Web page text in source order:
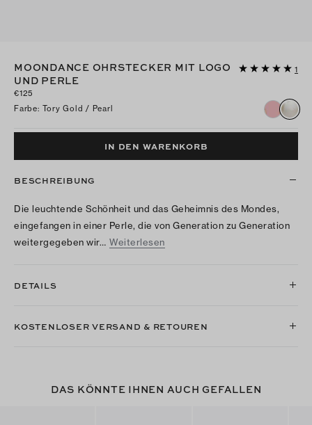
MOONDANCE OHRSTECKER MIT LOGO
UND PERLE
1
€125
Farbe: Tory Gold / Pearl
IN DEN WARENKORB
BESCHREIBUNG
Die leuchtende Schönheit und das Geheimnis des Mondes,
eingefangen in einer Perle, die von Generation zu Generation
weitergegeben wir… Weiterlesen
DETAILS
KOSTENLOSER VERSAND & RETOUREN
DAS KÖNNTE IHNEN AUCH GEFALLEN